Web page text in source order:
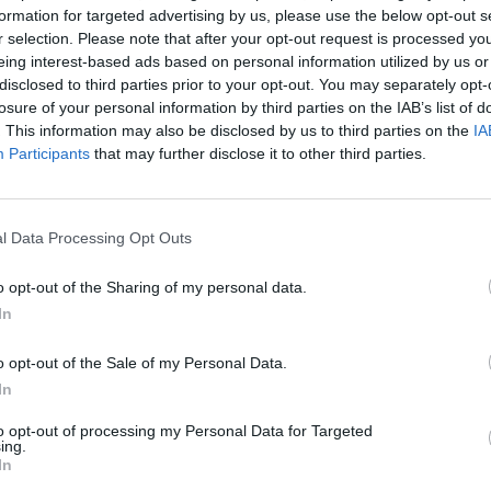
for targeted advertising by us, please use the below opt-out
selection. Please note that after your opt-out request is processed
interest-based ads based on personal information utilized by us
to third parties prior to your opt-out. You may separately
of your personal information by third parties on the IAB’s list of
This information may also be disclosed by us to third parties on the
Participants that may further disclose it to other third parties.
Data Processing Opt Outs
opt-out of the Sharing of my personal data.
opt-out of the Sale of my Personal Data.
opt-out of processing my Personal Data for Targeted
alapján a közfoglalkoztatás kiterjesztése
a térségekben várható, ahol kevéssé vagy
annak elsődleges támogatása nem lehet
a statisztikai mutatók ugyan javulnak, de gazdasági
helyett munkát adni elv alapján mintegy 200 ezer embert
portfolio.hu hírarchívumához tartozik, melynek olvasása